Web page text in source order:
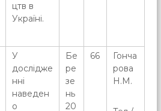
цтв в
Україні.
У
дослідже
нні
наведен
о
Бе
ре
зе
нь
20
66
Гонча
рова
Н.М.